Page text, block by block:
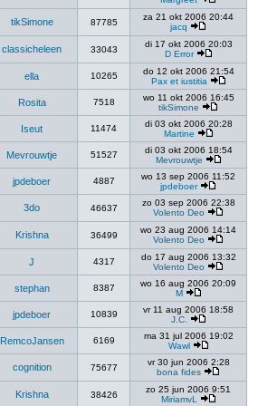
tikSimone 87785
za 21 okt 2006 20:44
jacq
classicheleen 33043
di 17 okt 2006 20:03
D Error
ella 10265
do 12 okt 2006 21:54
Pax et iustitia
Rosita 7518
wo 11 okt 2006 16:45
tikSimone
Iseut 11474
di 03 okt 2006 20:28
Martine
Mevrouwtje 51527
di 03 okt 2006 18:54
Mevrouwtje
jpdeboer 4887
wo 13 sep 2006 11:52
jpdeboer
3do 46637
zo 03 sep 2006 22:38
Volento Deo
Krishna 36499
wo 23 aug 2006 14:14
Volento Deo
J 4317
do 17 aug 2006 13:32
Volento Deo
stephan 8387
wo 16 aug 2006 20:09
M
jpdeboer 10839
vr 11 aug 2006 18:58
J.C.
RemcoJansen 6169
ma 31 jul 2006 19:02
Wawl
cognition 75677
vr 30 jun 2006 2:28
bona fides
Krishna 38426
zo 25 jun 2006 9:51
MiriamvL